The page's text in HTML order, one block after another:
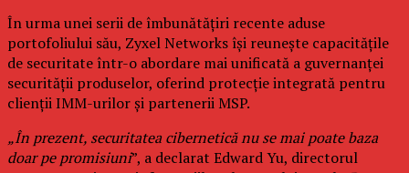
În urma unei serii de îmbunătățiri recente aduse
portofoliului său, Zyxel Networks își reunește capacitățile
de securitate într-o abordare mai unificată a guvernanței
securității produselor, oferind protecție integrată pentru
clienții IMM-urilor și partenerii MSP.
„În prezent, securitatea cibernetică nu se mai poate baza
doar pe promisiuni”, a declarat Edward Yu, directorul